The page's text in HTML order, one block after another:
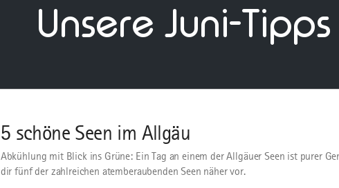
Unsere Juni-Tipps
5 schöne Seen im Allgäu
Abkühlung mit Blick ins Grüne: Ein Tag an einem der Allgäuer Seen ist purer
dir fünf der zahlreichen atemberaubenden Seen näher vor.